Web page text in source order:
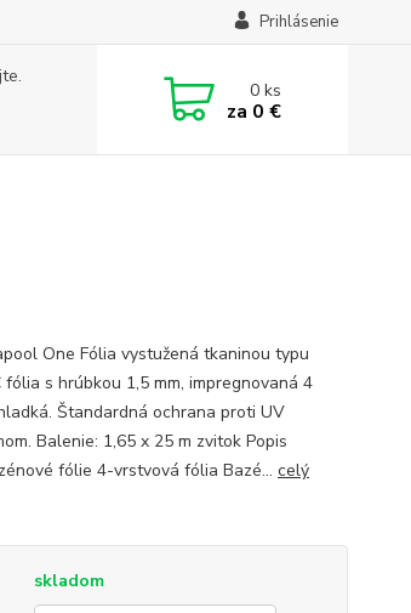
Prihlásenie
0ks
za 0 €
One Fólia vystužená tkaninou typu
s hrúbkou 1,5 mm, impregnovaná 4
Štandardná ochrana proti UV
Balenie: 1,65 x 25 m zvitok Popis
fólie 4-vrstvová fólia Bazé... celý
skladom